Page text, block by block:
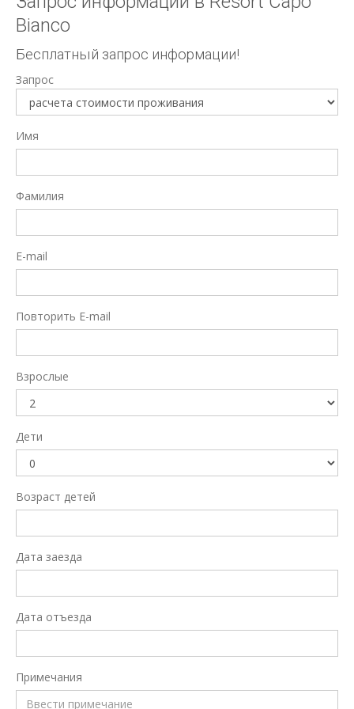
Bianco
Бесплатный запрос информации!
Запрос
Имя
Фамилия
E-mail
Повторить E-mail
Взрослые
Дети
Возраст детей
Дата заезда
Дата отъезда
Примечания